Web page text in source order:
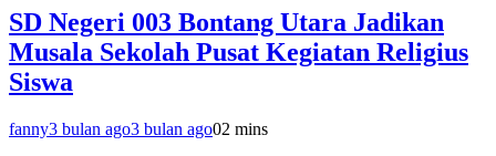
SD Negeri 003 Bontang Utara Jadikan
Musala Sekolah Pusat Kegiatan Religius
Siswa
fanny3 bulan ago3 bulan ago02 mins